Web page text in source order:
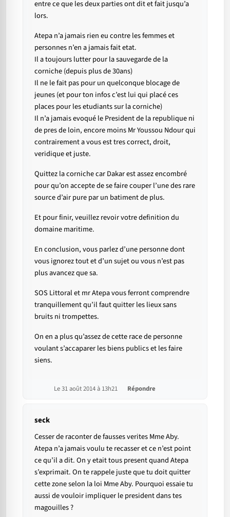
entre ce que les deux parties ont dit et fait jusqu’a
lors.
Atepa n’a jamais rien eu contre les femmes et
personnes n’en a jamais fait etat.
Il a toujours lutter pour la sauvegarde de la
corniche (depuis plus de 30ans)
Il ne le fait pas pour un quelconque blocage de
jeunes (et pour ton infos c’est lui qui placé ces
places pour les etudiants sur la corniche)
Il n’a jamais evoqué le President de la republique ni
de pres de loin, encore moins Mr Youssou Ndour qui
contrairement a vous est tres correct, droit,
veridique et juste.
Quittez la corniche car Dakar est assez encombré
pour qu’on accepte de se faire couper l’une des rare
source d’air pure par un batiment de plus.
Et pour finir, veuillez revoir votre definition du
domaine maritime.
En conclusion, vous parlez d’une personne dont
vous ignorez tout et d’un sujet ou vous n’est pas
plus avancez que sa.
SOS Littoral et mr Atepa vous ferront comprendre
tranquillement qu’il faut quitter les lieux sans
bruits ni trompettes.
On en a plus qu’assez de cette race de personne
voulant s’accaparer les biens publics et les faire
siens.
Le 31 août 2014 à 13h21 Répondre
seck
Cesser de raconter de fausses verites Mme Aby.
Atepa n’a jamais voulu te recasser et ce n’est point
ce qu’il a dit. On y etait tous present quand Atepa
s’exprimait. On te rappele juste que tu doit quitter
cette zone selon la loi Mme Aby. Pourquoi essaie tu
aussi de vouloir impliquer le president dans tes
magouilles ?